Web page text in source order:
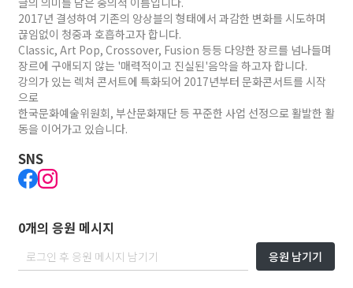
2017년 결성하여 기존의 앙상블의 형태에서 과감한 변화를 시도하며
끊임없이 청중과 호흡하고자 합니다.
Classic, Art Pop, Crossover, Fusion 등등 다양한 장르를 넘나들며
장르에 구애되지 않는 '매력적이고 진실된'음악을 하고자 합니다.
강의가 있는 렉쳐 콘서트에 특화되어 2017년부터 문화콘서트를 시작
으로
한국문화예술위원회, 부산문화재단 등 꾸준한 사업 선정으로 활발한 활
동을 이어가고 있습니다.
SNS
0개의 응원 메시지
응원 남기기